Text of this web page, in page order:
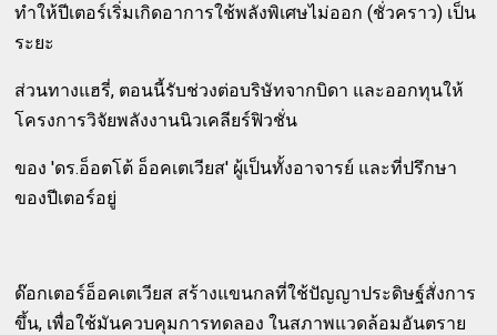
ทำให้ปีเตอร์เริ่มเกิดอาการใช้พลังพิเศษไม่ออก (ชั่วคราว) เป็น
ระยะ
ส่วนทางแฮรี่, ตอนนี้รับช่วงต่อบริษัทจากบิดา และออกทุนให้
โครงการวิจัยพลังงานนิวเคลียร์ฟิวชั่น
ของ 'ดร.อ็อตโต้ อ็อคเตเวียส' ผู้เป็นทั้งอาจารย์ และที่ปรึกษา
ของปีเตอร์อยู่
ด๊อกเตอร์อ็อคเตเวียส สร้างแขนกลที่ใช้ปัญญาประดิษฐ์สั่งการ
ขึ้น, เพื่อใช้มันควบคุมการทดลอง ในสภาพแวดล้อมอันตราย